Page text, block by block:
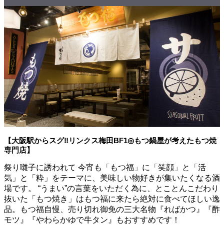
【大阪駅からスグ‼リンクス梅田BF1◎もつ鍋屋が考えたもつ焼
専門店】
祭り囃子に誘われて 今宵も「もつ福」に「笑顔」と「活
気」と「粋」をテーマに、美味しい物好きが集いたくなる酒
場です。 “うまい”の言葉をいただく為に、とことんこだわり
抜いた「もつ焼き」はもつ福に来たら絶対に食べてほしい逸
品。もつ福自慢、売り切れ御免の三大名物『ればかつ』『酢
モツ』『やわらかゆで牛タン』もおすすめです！